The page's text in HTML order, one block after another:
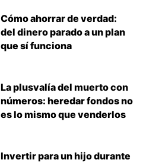
Cómo ahorrar de verdad:
del dinero parado a un plan
que sí funciona
La plusvalía del muerto con
números: heredar fondos no
es lo mismo que venderlos
Invertir para un hijo durante